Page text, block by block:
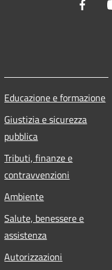
Educazione e formazione
Giustizia e sicurezza
pubblica
Tributi, finanze e
contravvenzioni
Ambiente
Salute, benessere e
assistenza
Autorizzazioni